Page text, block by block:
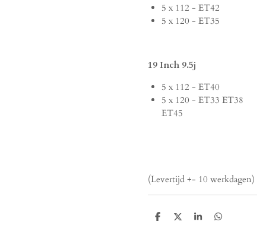
5 x 112 - ET42
5 x 120 - ET35
19 Inch 9.5j
5 x 112 - ET40
5 x 120 - ET33 ET38
ET45
(Levertijd +- 10 werkdagen)
D
D
S
D